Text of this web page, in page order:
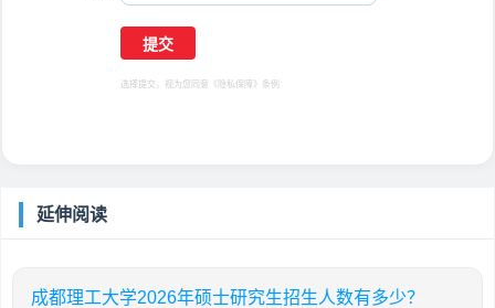
选择提交，视为您同意 《隐私保障》 条例
延伸阅读
成都理工大学2026年硕士研究生招生人数有多少？